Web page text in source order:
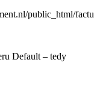
public_html/
Default – tedy